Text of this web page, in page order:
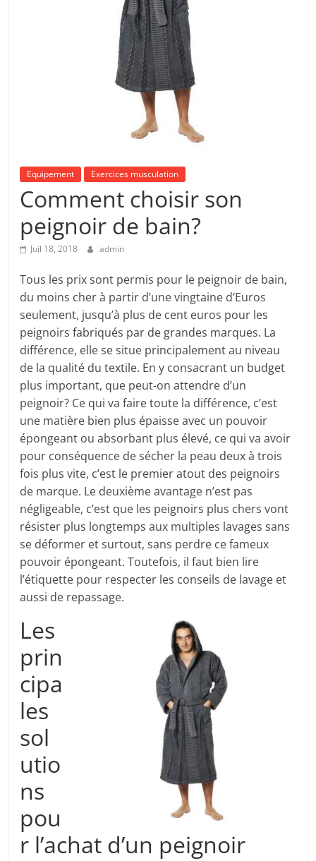
Equipement Exercices musculation
Comment choisir son
peignoir de bain?
Juil 18, 2018 admin
Tous les prix sont permis pour le peignoir de bain,
du moins cher à partir d’une vingtaine d’Euros
seulement, jusqu’à plus de cent euros pour les
peignoirs fabriqués par de grandes marques. La
différence, elle se situe principalement au niveau
de la qualité du textile. En y consacrant un budget
plus important, que peut-on attendre d’un
peignoir? Ce qui va faire toute la différence, c’est
une matière bien plus épaisse avec un pouvoir
épongeant ou absorbant plus élevé, ce qui va avoir
pour conséquence de sécher la peau deux à trois
fois plus vite, c’est le premier atout des peignoirs
de marque. Le deuxième avantage n’est pas
négligeable, c’est que les peignoirs plus chers vont
résister plus longtemps aux multiples lavages sans
se déformer et surtout, sans perdre ce fameux
pouvoir épongeant. Toutefois, il faut bien lire
l’étiquette pour respecter les conseils de lavage et
aussi de repassage.
Les
prin
cipa
les
sol
utio
ns
pou
r l’achat d’un peignoir